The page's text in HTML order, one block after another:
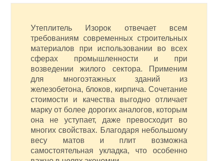
Утеплитель Изорок отвечает всем
требованиям современных строительных
материалов при использовании во всех
сферах промышленности и при
возведении жилого сектора. Применим
для многоэтажных зданий из
железобетона, блоков, кирпича. Сочетание
стоимости и качества выгодно отличает
марку от более дорогих аналогов, которым
она не уступает, даже превосходит во
многих свойствах. Благодаря небольшому
весу матов и плит возможна
самостоятельная укладка, что особенно